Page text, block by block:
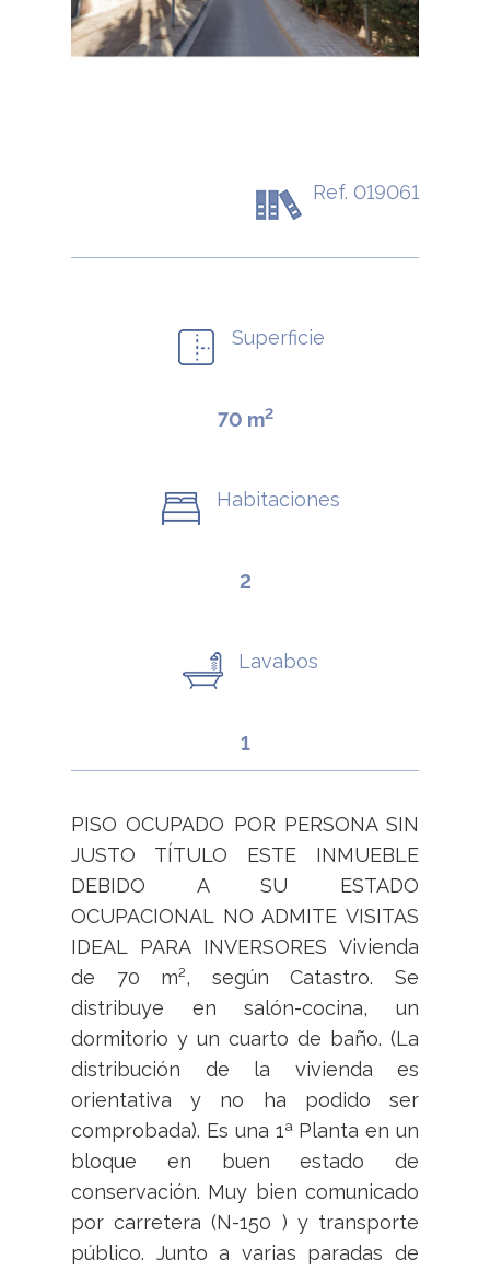
Ref. 019061
Superficie
70 m2
Habitaciones
2
Lavabos
1
PISO OCUPADO POR PERSONA SIN
JUSTO TÍTULO ESTE INMUEBLE
DEBIDO A SU ESTADO
OCUPACIONAL NO ADMITE VISITAS
IDEAL PARA INVERSORES Vivienda
de 70 m², según Catastro. Se
distribuye en salón-cocina, un
dormitorio y un cuarto de baño. (La
distribución de la vivienda es
orientativa y no ha podido ser
comprobada). Es una 1ª Planta en un
bloque en buen estado de
conservación. Muy bien comunicado
por carretera (N-150 ) y transporte
público. Junto a varias paradas de